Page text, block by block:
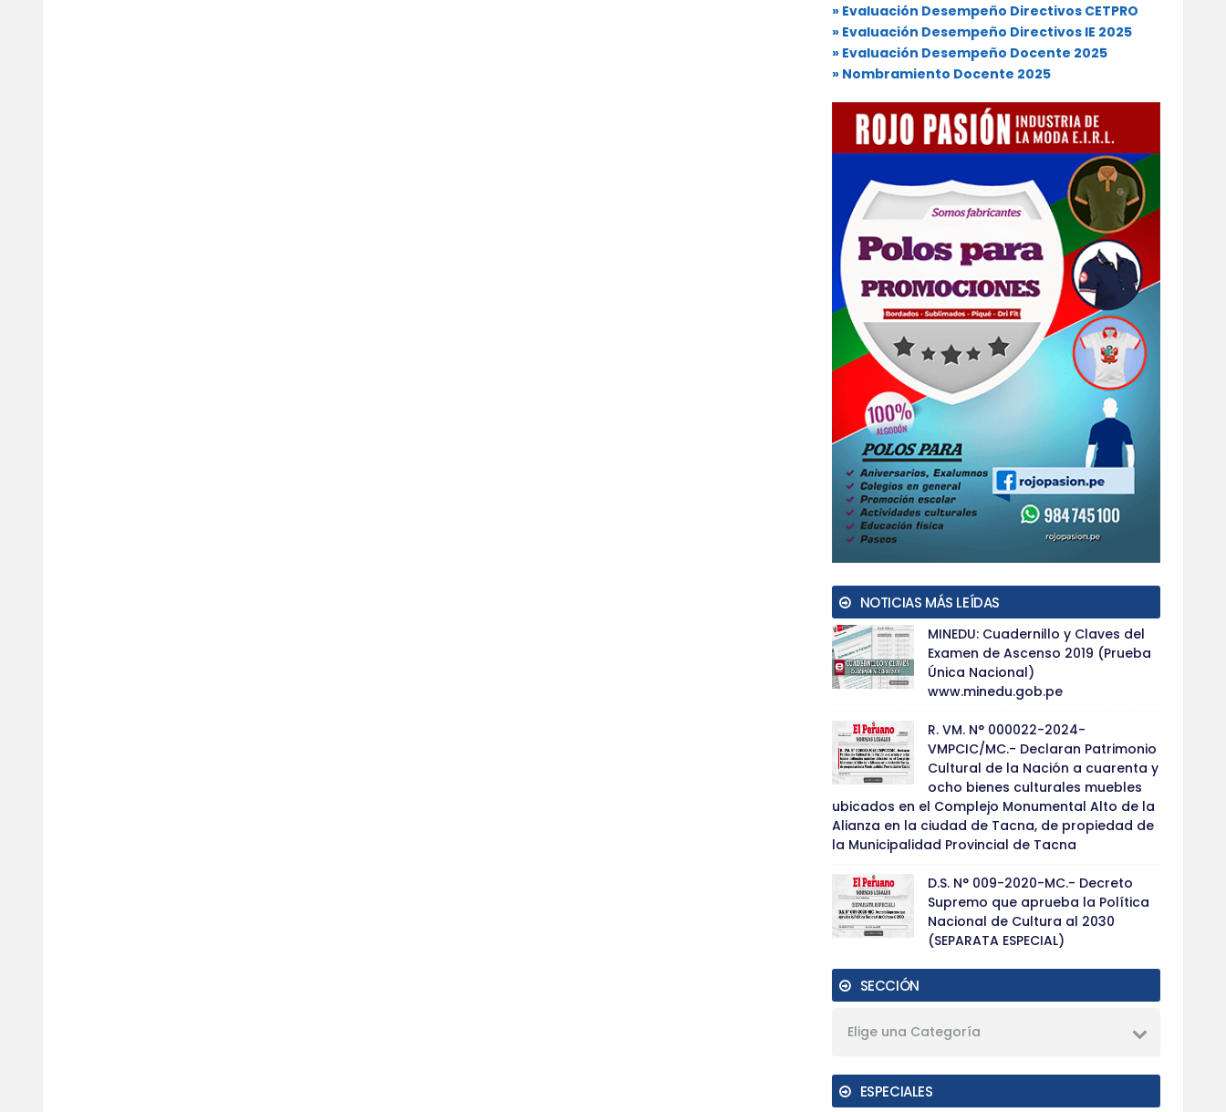
» Evaluación Desempeño Directivos CETPRO
» Evaluación Desempeño Directivos IE 2025
» Evaluación Desempeño Docente 2025
» Nombramiento Docente 2025
NOTICIAS MÁS LEÍDAS
MINEDU: Cuadernillo y Claves del
Examen de Ascenso 2019 (Prueba
Única Nacional)
www.minedu.gob.pe
R. VM. N° 000022-2024-
VMPCIC/MC.- Declaran Patrimonio
Cultural de la Nación a cuarenta y
ocho bienes culturales muebles
ubicados en el Complejo Monumental Alto de la
Alianza en la ciudad de Tacna, de propiedad de
la Municipalidad Provincial de Tacna
D.S. N° 009-2020-MC.- Decreto
Supremo que aprueba la Política
Nacional de Cultura al 2030
(SEPARATA ESPECIAL)
SECCIÓN
Elige una Categoría
ESPECIALES